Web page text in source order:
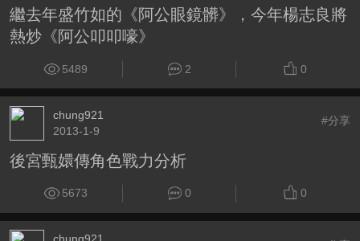
繼去年盛竹如的《阿公眼鏡髒》，今年楊志良將
熱炒《阿公叩叩嚎》
5489 2 0
chung921
2013-1-9
#分享
後宮甄嬛傳角色戰力分析
5673 0 0